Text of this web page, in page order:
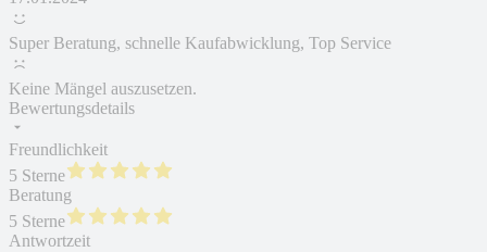
Super Beratung, schnelle Kaufabwicklung, Top Service
Keine Mängel auszusetzen.
Bewertungsdetails
Freundlichkeit
5 Sterne
Beratung
5 Sterne
Antwortzeit